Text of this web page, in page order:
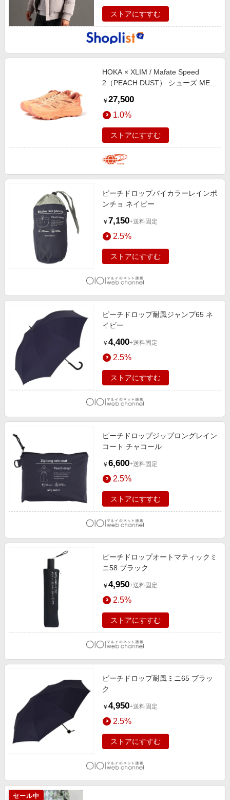
ストアにすすむ
HOKA × XLIM / Mafate Speed
2（PEACH DUST） シューズ MEN
￥ 27,500
1.0%
ストアにすすむ
ピーチドロップバイカラーレインポ
ンチョ ネイビー
￥ 7,150+送料固定
2.5%
ストアにすすむ
ピーチドロップ耐風ジャンプ65 ネ
イビー
￥ 4,400+送料固定
2.5%
ストアにすすむ
ピーチドロップジップロングレイン
コート チャコール
￥ 6,600+送料固定
2.5%
ストアにすすむ
ピーチドロップオートマティックミ
ニ58 ブラック
￥ 4,950+送料固定
2.5%
ストアにすすむ
ピーチドロップ耐風ミニ65 ブラッ
ク
￥ 4,950+送料固定
2.5%
ストアにすすむ
セール中